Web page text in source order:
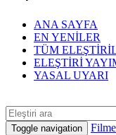
ANA SAYFA
EN YENİLER
TÜM
ELEŞTİRİ
YASAL UYARI
Toggle navigation